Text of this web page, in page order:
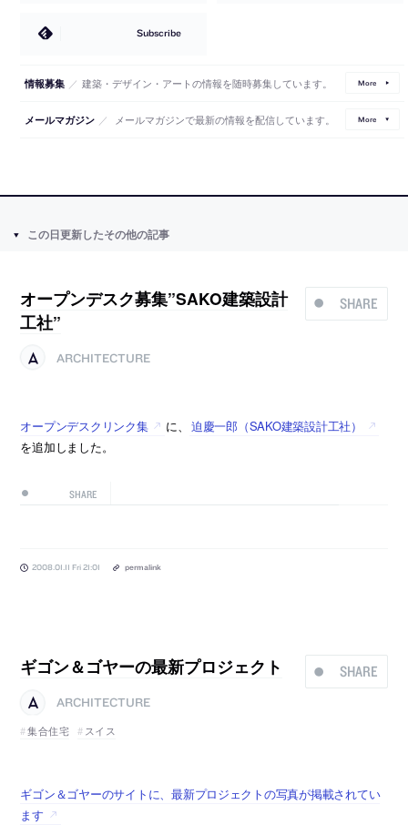
Subscribe
情報募集 ／ 建築・デザイン・アートの情報を随時募集しています。 More
メールマガジン ／ メールマガジンで最新の情報を配信しています。 More
この日更新したその他の記事
SHARE
オープンデスク募集”SAKO建築設計
工社”
ARCHITECTURE
オープンデスクリンク集 に、
迫慶一郎（SAKO建築設計工社）
を追加しました。
SHARE
2008.01.11 Fri 21:01 permalink
SHARE
ギゴン＆ゴヤーの最新プロジェクト
ARCHITECTURE
集合住宅
スイス
ギゴン＆ゴヤーのサイトに、最新プロジェクトの写真が掲載されてい
ます